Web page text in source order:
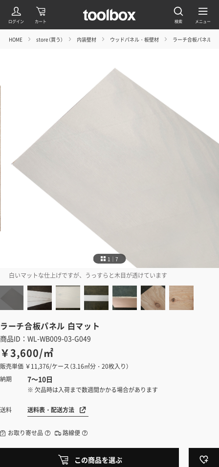
HOME store（買う） 内装壁材 ウッドパネル・板壁材 ラーチ合板パネル
1｜7
白いマットな仕上げですが、うっすらと木目が透けています
ラーチ合板パネル 白マット
商品ID：WL-WB009-03-G049
￥3,600/㎡
販売単価 ￥11,376/ケース（3.16㎡分・20枚入り）
納期
7～10日
※ 欠品時は入荷まで数週間かかる場合があります
送料 送料表・配送方法
お取り寄せ品 路線便
この商品を選ぶ